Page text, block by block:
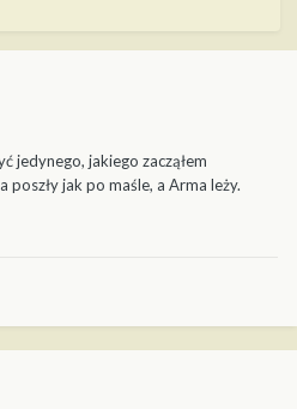
jedynego, jakiego zacząłem
jak po maśle, a Arma leży.